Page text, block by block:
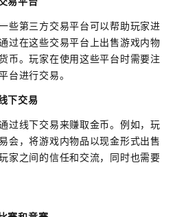
些第三方交易平台可以帮助玩家进
过在这些交易平台上出售游戏内物
币。玩家在使用这些平台时需要注
台进行交易。
下交易
过线下交易来赚取金币。例如，玩
会，将游戏内物品以现金形式出售
家之间的信任和交流，同时也需要